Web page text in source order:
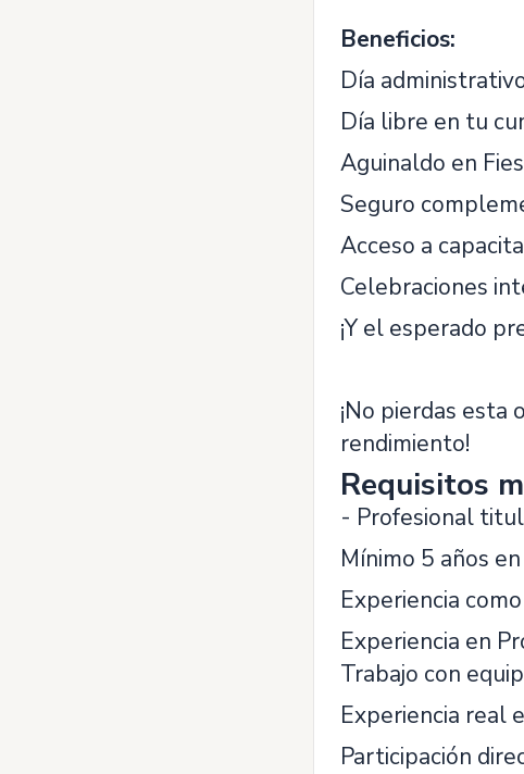
Beneficios:
Día
Día libre en tu
Aguinaldo en
Seguro
Acceso a
Celebraciones
¡Y el esperado
¡No pierdas
rendimiento!
Requisitos
- Profesional
Mínimo 5 años
Experiencia
Experiencia en
Trabajo con
Experiencia real
Participación